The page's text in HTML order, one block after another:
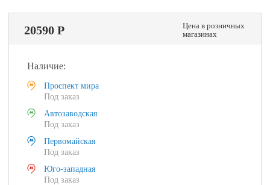
20590 Р
Цена в розничных
магазинах
Наличие:
Проспект мира
Под заказ
Автозаводская
Под заказ
Первомайская
Под заказ
Юго-западная
Под заказ